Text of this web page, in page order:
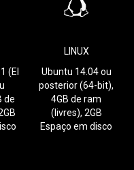
(El
de
LINUX
Ubuntu 14.04 ou
posterior (64-bit),
4GB de ram
(livres), 2GB
Espaço em disco